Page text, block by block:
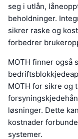
seg i utlån,
beholdninger.
sikrer raske og
forbedrer
MOTH finner også
MOTH for sikre og
løsninger. Dette
kostnader
systemer.